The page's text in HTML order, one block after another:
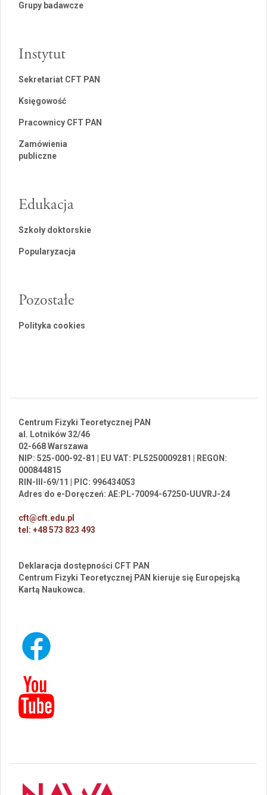
Grupy badawcze
Instytut
Sekretariat CFT PAN
Księgowość
Pracownicy CFT PAN
Zamówienia
publiczne
Edukacja
Szkoły doktorskie
Popularyzacja
Pozostałe
Polityka cookies
Centrum Fizyki Teoretycznej PAN
al. Lotników 32/46
02-668 Warszawa
NIP: 525-000-92-81 | EU VAT: PL5250009281 | REGON:
000844815
RIN-III-69/11 | PIC: 996434053
Adres do e-Doręczeń: AE:PL-70094-67250-UUVRJ-24
cft@cft.edu.pl
tel: +48 573 823 493
Deklaracja dostępności CFT PAN
Centrum Fizyki Teoretycznej PAN kieruje się Europejską
Kartą Naukowca.